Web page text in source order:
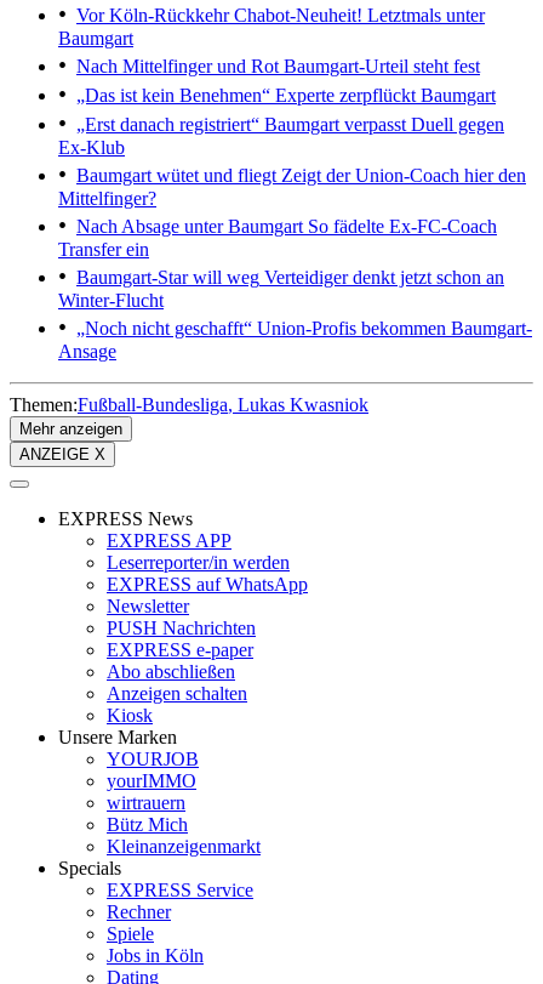
Vor Köln-RückkehrChabot-Neuheit! Letztmals unter
Baumgart
Nach Mittelfinger und Rot Baumgart-Urteil steht fest
„Das ist kein Benehmen“ Experte zerpflückt Baumgart
„Erst danach registriert“ Baumgart verpasst Duell gegen
Ex-Klub
Baumgart wütet und fliegt Zeigt der Union-Coach hier den
Mittelfinger?
Nach Absage unter Baumgart So fädelte Ex-FC-Coach
Transfer ein
Baumgart-Star will weg Verteidiger denkt jetzt schon an
Winter-Flucht
„Noch nicht geschafft“ Union-Profis bekommen Baumgart-
Ansage
Themen:Fußball-Bundesliga Lukas Kwasniok
Mehr anzeigen
ANZEIGE X
EXPRESS News
EXPRESS APP
Leserreporter/in werden
EXPRESS auf WhatsApp
Newsletter
PUSH Nachrichten
EXPRESS e-paper
Abo abschließen
Anzeigen schalten
Kiosk
Unsere Marken
YOURJOB
yourIMMO
wirtrauern
Bütz Mich
Kleinanzeigenmarkt
Specials
EXPRESS Service
Rechner
Spiele
Jobs in Köln
Dating